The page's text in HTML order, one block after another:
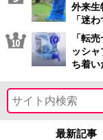
外来生
「迷
「転
ッシ
ち着い
最新記事